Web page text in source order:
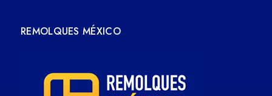
REMOLQUES MÉXICO